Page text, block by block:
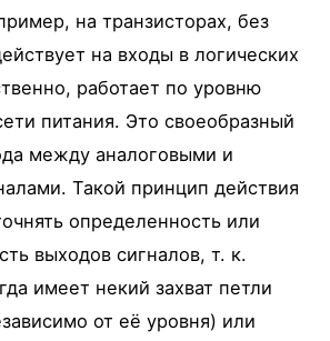
на транзисторах, без
на входы в логических
работает по уровню
питания. Это своеобразный
между аналоговыми и
Такой принцип действия
определенность или
выходов сигналов, т. к.
имеет некий захват петли
от её уровня) или